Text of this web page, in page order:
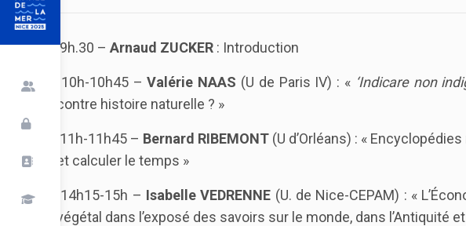
9h.30 – Arnaud ZUCKER : Introduction
10h-10h45 –Valérie NAAS (U de Paris IV) : « ‘Indicare non
contre histoire naturelle ? »
11h-11h45 – Bernard RIBEMONT (U d’Orléans) : «
et calculer le temps »
14h15-15h – Isabelle VEDRENNE (U. de Nice-CEPAM) : «
végétal dans l’exposé des savoirs sur le monde, dans l’Antiquité